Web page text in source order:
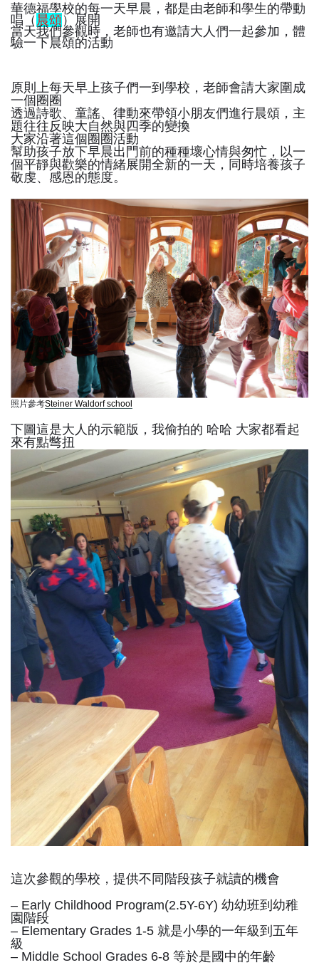
華德福學校的每一天早晨，都是由老師和學生的帶動
唱（ 晨頌）展開
當天我們參觀時，老師也有邀請大人們一起參加，體
驗一下晨頌的活動
原則上每天早上孩子們一到學校，老師會請大家圍成
一個圈圈
透過詩歌、童謠、律動來帶領小朋友們進行晨頌，主
題往往反映大自然與四季的變換
大家沿著這個圈圈活動
幫助孩子放下早晨出門前的種種壞心情與匆忙，以一
個平靜與歡樂的情緒展開全新的一天，同時培養孩子
敬虔、感恩的態度。
照片參考Steiner Waldorf school
下圖這是大人的示範版，我偷拍的 哈哈 大家都看起
來有點彆扭
這次參觀的學校，提供不同階段孩子就讀的機會
– Early Childhood Program(2.5Y-6Y) 幼幼班到幼稚
園階段
– Elementary Grades 1-5 就是小學的一年級到五年
級
– Middle School Grades 6-8 等於是國中的年齡